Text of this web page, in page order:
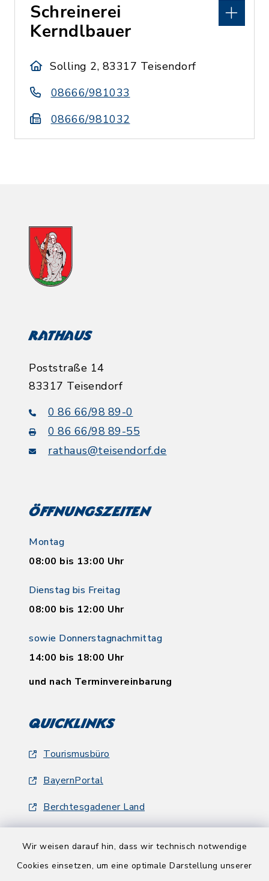
Wir weisen darauf hin, dass wir technisch notwendige
Cookies einsetzen, um eine optimale Darstellung unserer
Schreinerei
Kerndlbauer
Solling 2, 83317 Teisendorf
08666/981033
08666/981032
Rathaus
Poststraße 14
83317 Teisendorf
0 86 66/98 89-0
0 86 66/98 89-55
rathaus@teisendorf.de
Öffnungszeiten
Montag
08:00 bis 13:00 Uhr
Dienstag bis Freitag
08:00 bis 12:00 Uhr
sowie Donnerstagnachmittag
14:00 bis 18:00 Uhr
und nach Terminvereinbarung
Quicklinks
Tourismusbüro
BayernPortal
Berchtesgadener Land